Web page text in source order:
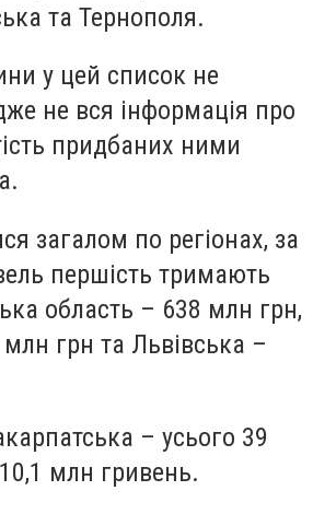
та Тернополя.
у цей список не
не вся інформація про
придбаних ними
загалом по регіонах, за
першість тримають
область – 638 млн грн,
грн та Львівська –
– усього 39
млн гривень.